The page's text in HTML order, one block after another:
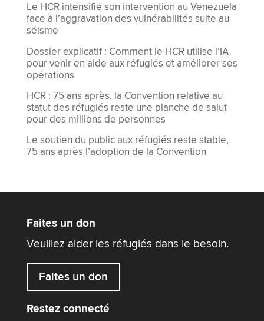
Le HCR intensifie son intervention au Venezuela
face à l’aggravation des vulnérabilités suite au
séisme
Dossier explicatif : Comment le HCR utilise l’IA
pour venir en aide aux réfugiés et améliorer ses
opérations
HCR : 75 ans après, la Convention relative au
statut des réfugiés reste une planche de salut
pour des millions de personnes
Le soutien du public aux réfugiés reste stable,
75 ans après l’adoption de la Convention
Faites un don
Veuillez aider les réfugiés dans le besoin.
Faites un don
Restez connecté